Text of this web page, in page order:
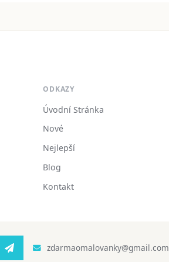
ODKAZY
Úvodní Stránka
Nové
Nejlepší
Blog
Kontakt
zdarmaomalovanky@gmail.com